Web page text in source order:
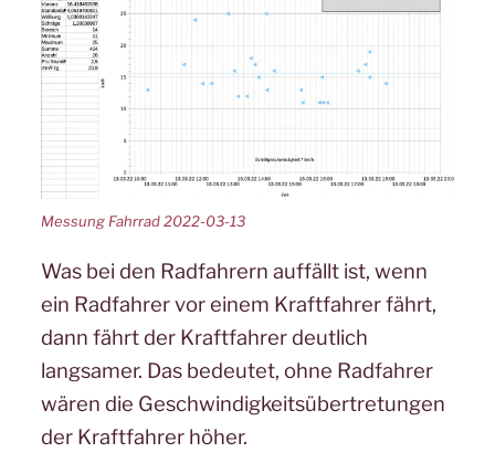
Messung Fahrrad 2022-03-13
Was bei den Radfahrern auffällt ist, wenn
ein Radfahrer vor einem Kraftfahrer fährt,
dann fährt der Kraftfahrer deutlich
langsamer. Das bedeutet, ohne Radfahrer
wären die Geschwindigkeitsübertretungen
der Kraftfahrer höher.